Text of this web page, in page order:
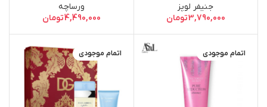
جنیفر لوپز
3,790,000تومان
ورساچه
4,490,000تومان
اتمام موجودی اتمام موجودی